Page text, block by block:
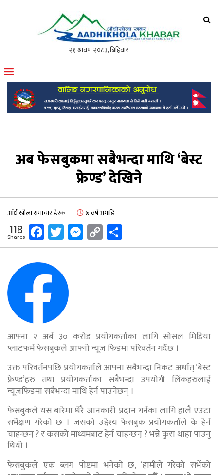
मोफसलकै लोकप्रिय अनलाइन पत्रिका
अब फेसबुकमा सबैभन्दा माथि ‘बेस्ट
फ्रेण्ड’ देखिने
आँधीखोला समाचार डेस्क ७ वर्ष अगाडि
118
Shares Facebook
Twitter
Messenger
Copy
Link
आफ्ना २ अर्ब ३० करोड प्रयोगकर्ताका लागि सोसल मिडिया
प्लाटफर्म फेसबुकले आफ्नो न्यूज फिडमा परिवर्तन गर्दैछ ।
उक्त परिवर्तनपछि प्रयोगकर्ताले आफ्ना सबैभन्दा निकट अर्थात् ‘बेस्ट
फ्रेण्ड’हरु तथा प्रयोगकर्ताका सबैभन्दा उपयोगी लिंकहरुलाई
न्यूजफिडमा सबैभन्दा माथि हेर्न पाउनेछन् ।
फेसबुकले यस बारेमा धेरै जानकारी प्रदान गर्नका लागि हालै एउटा
सर्भेक्षण गरेको छ । जसको उद्देश्य फेसबुक प्रयोगकर्ताले के हेर्न
चाहन्छन् ? र कसको माध्यमबाट हेर्न चाहन्छन् ? भन्ने कुरा थाहा पाउनु
थियो ।
फेसबुकले एक ब्लग पोष्टमा भनेको छ, ‘हामीले गरेको सर्भेको